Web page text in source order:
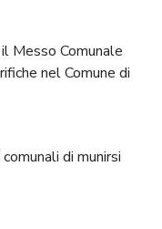
Messo Comunale
nel Comune di
di munirsi